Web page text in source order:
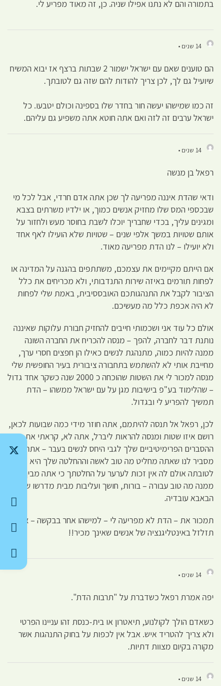
בתמורה והם לא נתנו אפילו שניה. כן, זה מאוד מפריע לי.
14 שנים •
הם טוענים שאם עם ישראל ישמור 2 שבתות ברצף אז יבוא המשיח
שיועיל גם לך, לכן צריך להודות להם שזה גם לטובתך.
זה כמו שמישהו יעשה חור בחדר שלו בספינה וכולם יטבעו. כל
ישראל ערבים זה לזה ואם אתה חוטא אתה משפיע גם עליהם.
14 שנים •
רפאל בן מנשה
ודאי שהדת איננה מפריעה לך שכן אתה אדם חרדי, אבל לכל מי
שבכספי המס שלו מחזיק אנשים כמוך, או ילדיו משרתים בצבא
ומגינים עליך, בכדי שחבריך יוכלו לשבת בחוסר מעש ולחזור על
אותם שטויות במשך אלפי שנים – שטויות שלא הועילו לאף אחד
ולא יועילו – לנו הדת מפריעה מאוד.
אם הייתם מקיימים את עצמכם, משתתפים בהגנה על המדינה או
לפחות תורמים באיזה שירות התנדבותי, ולא מכריחים את כלל
הציבור לקבל את התנהגותכם האובססיבית, באמת שלי לפחות
לא היה אכפת כלל מה מעשיכם.
אולם כל עוד אני ושכמותי חייבים להחזיק חבורת עלוקות שאיננה
נותנת דבר לחברה, להפך – מנסה להכריח את החברה השונה
ממנה להיות כמוה, מתנהגת לנשים כאילו הן חפצים חסרי ערך,
מחייבת אותי לא להשתמש בתחבורה ציבורית בעיר החופשית שלי
מנסה למכור לי את השטות שהוכחה כ 2000 שנה כשקר אחד גדול
– שהלימוד בע"פ בישיבות מגן על עם ישראל ממשהו – הדת
תמשיך להפריע לי ובגדול.
לכן, רפאל אל תנסה להיתמם, אתה חוזר מידי כמה שבועות לכאן,
רושם איזו שטות ומנסה להראות ליברל, אתה לא, קראתי את
ההסברים הפרימיטיביים שלך לגבי היחס לנשים בעבר – אתה
מסביר לנו שאתה מחליט מה טוב לאשה וההחלטה שלך היא
לטובתה אולם לה אין זכות לערער על החלטתך כי אתה מבין טוב
ממנה מה טוב עבורה – בורות, חושך ועליבות מבית מדרשו של
הבאבא עובדיה.
תמכור את – הדת לא מפריעה לי – למישהו אחר בבקשה – אל
תזלזל באינטליגנציה של אנשים שאינך מכיר!!
14 שנים •
יפה אמרת רפאל כשדברת על "תרבות הדת".
כשאדם הולך לקולנוע, תיאטרון או בית-כנסת זהו עניינו הפרטי
ולא צריך להטריד איש. אבל אין לכפות על בחוק התנהגות אשר
מקורה בקיום מצוות דתיות.
14 שנים •